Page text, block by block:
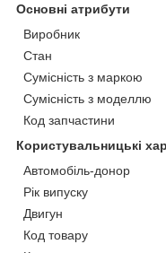
Основні атрибути
Виробник
Стан
Сумісність з маркою
Сумісність з моделлю
Код запчастини
Користувальницькі
Автомобіль-донор
Рік випуску
Двигун
Код товару